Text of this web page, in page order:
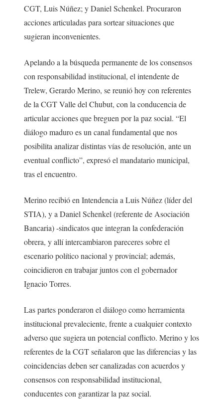
CGT, Luis Núñez; y Daniel Schenkel. Procuraron
acciones articuladas para sortear situaciones que
sugieran inconvenientes.
Apelando a la búsqueda permanente de los consensos
con responsabilidad institucional, el intendente de
Trelew, Gerardo Merino, se reunió hoy con referentes
de la CGT Valle del Chubut, con la conducencia de
articular acciones que breguen por la paz social. “El
diálogo maduro es un canal fundamental que nos
posibilita analizar distintas vías de resolución, ante un
eventual conflicto”, expresó el mandatario municipal,
tras el encuentro.
Merino recibió en Intendencia a Luis Núñez (líder del
STIA), y a Daniel Schenkel (referente de Asociación
Bancaria) -sindicatos que integran la confederación
obrera, y allí intercambiaron pareceres sobre el
escenario político nacional y provincial; además,
coincidieron en trabajar juntos con el gobernador
Ignacio Torres.
Las partes ponderaron el diálogo como herramienta
institucional prevaleciente, frente a cualquier contexto
adverso que sugiera un potencial conflicto. Merino y los
referentes de la CGT señalaron que las diferencias y las
coincidencias deben ser canalizadas con acuerdos y
consensos con responsabilidad institucional,
conducentes con garantizar la paz social.